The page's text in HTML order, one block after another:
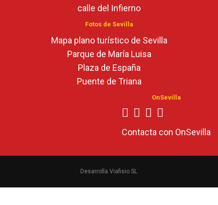
calle del Infierno
Fotos de Sevilla
Mapa plano turístico de Sevilla
Parque de María Luisa
Plaza de España
Puente de Triana
OnSevilla
Contacta con OnSevilla
Desarrolla Viafisio SL